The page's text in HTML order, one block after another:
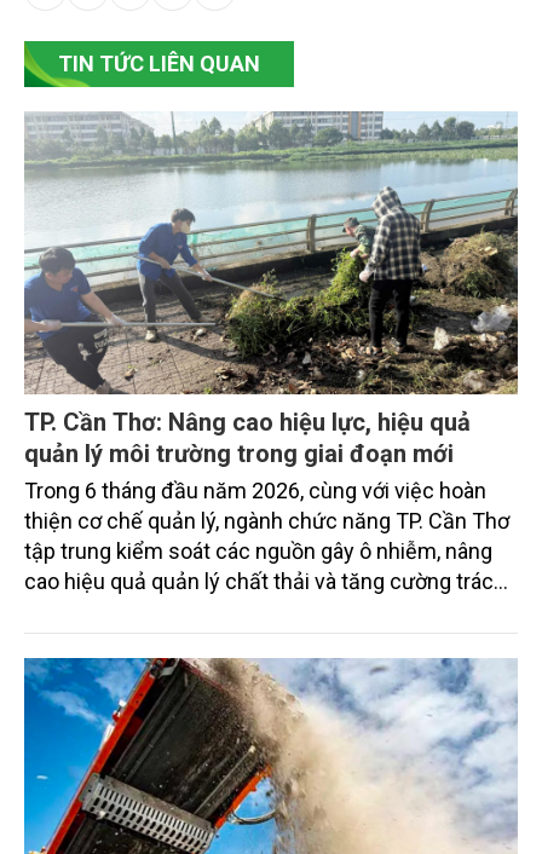
TIN TỨC LIÊN QUAN
TP. Cần Thơ: Nâng cao hiệu lực, hiệu quả
quản lý môi trường trong giai đoạn mới
Trong 6 tháng đầu năm 2026, cùng với việc hoàn
thiện cơ chế quản lý, ngành chức năng TP. Cần Thơ
tập trung kiểm soát các nguồn gây ô nhiễm, nâng
cao hiệu quả quản lý chất thải và tăng cường trách
luật về môi trường tạo nền tảng cho mục tiêu phát
triển kinh tế - xã hội bền vững.